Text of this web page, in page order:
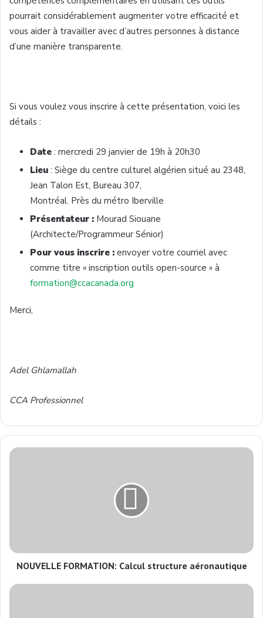
pourrait considérablement augmenter votre efficacité et
vous aider à travailler avec d’autres personnes à distance
d’une manière transparente.
Si vous voulez vous inscrire à cette présentation, voici les
détails :
Date : mercredi 29 janvier de 19h à 20h30
Lieu : Siège du centre culturel algérien situé au 2348,
Jean Talon Est, Bureau 307,
Montréal. Près du métro Iberville
Présentateur : Mourad Siouane
(Architecte/Programmeur Sénior)
Pour vous inscrire : envoyer votre courriel avec
comme titre « inscription outils open-source » à
formation@ccacanada.org
Merci,
Adel Ghlamallah
CCA Professionnel
NOUVELLE FORMATION: Calcul structure aéronautique